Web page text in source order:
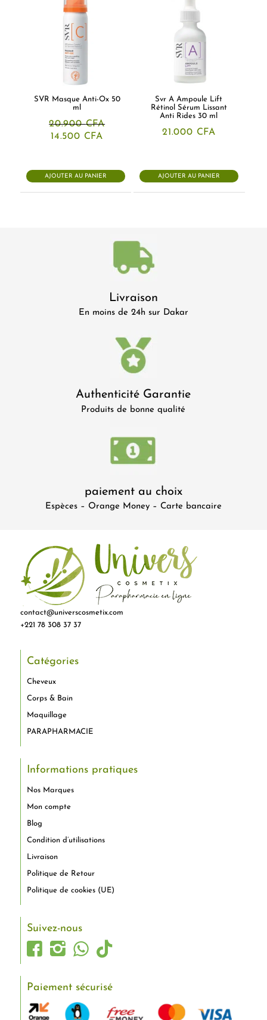
SVR Masque Anti-Ox 50
ml
20.900CFA
Le
20.900 CFA.
14.500 CFA
14.500 CFA.
AJOUTER AU PANIER
Svr A Ampoule Lift
Rétinol Sérum Lissant
Anti Rides 30 ml
21.000 CFA
AJOUTER AU PANIER
Livraison
En moins de 24h sur Dakar
Authenticité Garantie
Produits de bonne qualité
paiement au choix
Espèces – Orange Money – Carte bancaire
contact@universcosmetix.com
+221 78 308 37 37
Catégories
Cheveux
Corps & Bain
Maquillage
PARAPHARMACIE
Informations pratiques
Nos Marques
Mon compte
Blog
Condition d’utilisations
Livraison
Politique de Retour
Politique de cookies (UE)
Suivez-nous
Paiement sécurisé